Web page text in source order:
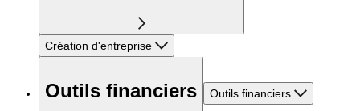
Création d'entreprise
Outils financiers Outils financiers